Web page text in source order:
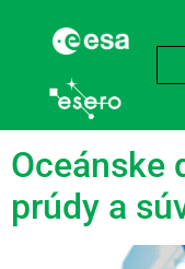
Oceánske
prúdy a